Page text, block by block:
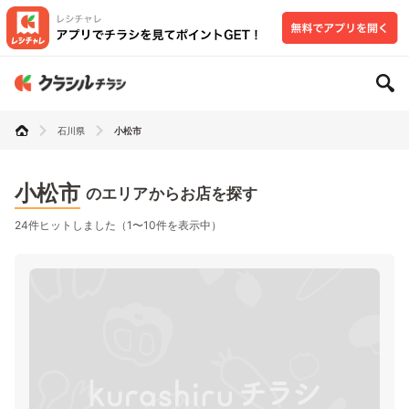
石川県 小松市
小松市 のエリアからお店を探す
24件ヒットしました（1〜10件を表示中）